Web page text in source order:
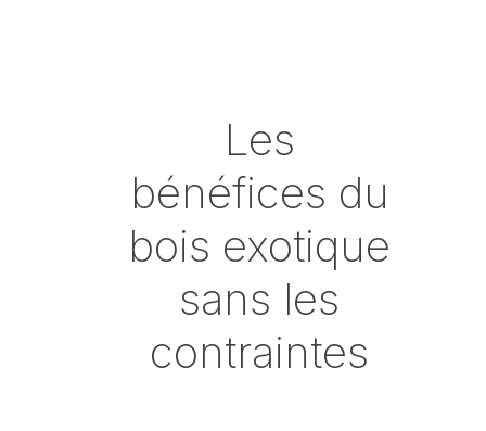
Les
bénéfices du
bois exotique
sans les
contraintes